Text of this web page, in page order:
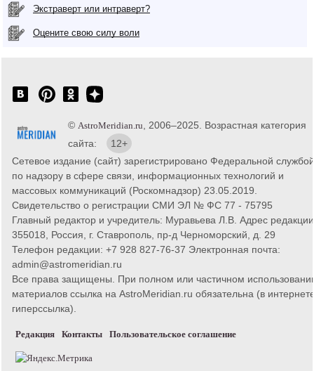
Экстраверт или интраверт?
Оцените свою силу воли
© AstroMeridian.ru , 2006–2025. Возрастная категория
сайта:
12+
Сетевое издание (сайт) зарегистрировано Федеральной службой
по надзору в сфере связи, информационных технологий и
массовых коммуникаций (Роскомнадзор) 23.05.2019.
Свидетельство о регистрации СМИ ЭЛ № ФС 77 - 75795
Главный редактор и учредитель: Муравьева Л.В. Адрес
355018, Россия, г. Ставрополь, пр-д Черноморский, д. 29
Телефон редакции: +7 928 827-76-37 Электронная почта:
admin@astromeridian.ru
Все права защищены. При полном или частичном
материалов ссылка на AstroMeridian.ru обязательна (в
гиперссылка).
Редакция Контакты Пользовательское соглашение